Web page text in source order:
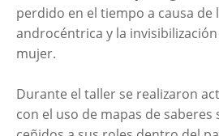
perdido en el tiempo a causa de
androcéntrica y la
mujer.
Durante el taller se realizaron
con el uso de mapas de saberes